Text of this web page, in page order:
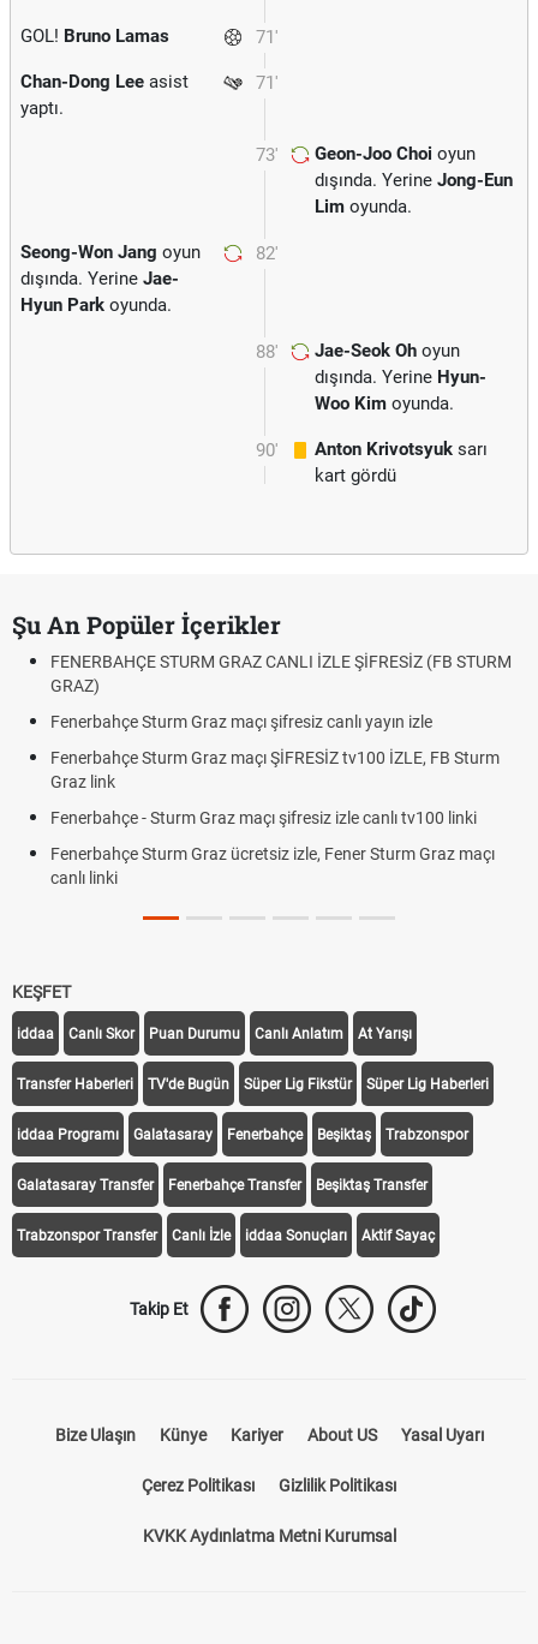
71'
GOL! Bruno Lamas
71'
Chan-Dong Lee asist
yaptı.
73' Geon-Joo Choi oyun
dışında. Yerine Jong-Eun
Lim oyunda.
82'
Seong-Won Jang oyun
dışında. Yerine Jae-
Hyun Park oyunda.
88' Jae-Seok Oh oyun
dışında. Yerine Hyun-
Woo Kim oyunda.
90' Anton Krivotsyuk sarı
kart gördü
Şu An Popüler İçerikler
FENERBAHÇE STURM GRAZ CANLI İZLE ŞİFRESİZ (FB STURM
GRAZ)
Fenerbahçe Sturm Graz maçı şifresiz canlı yayın izle
Fenerbahçe Sturm Graz maçı ŞİFRESİZ tv100 İZLE, FB Sturm
Graz link
Fenerbahçe - Sturm Graz maçı şifresiz izle canlı tv100 linki
Fenerbahçe Sturm Graz ücretsiz izle, Fener Sturm Graz maçı
canlı linki
KEŞFET
iddaa Canlı Skor Puan Durumu Canlı Anlatım At Yarışı
Transfer Haberleri TV'de Bugün Süper Lig Fikstür Süper Lig Haberleri
iddaa Programı Galatasaray Fenerbahçe Beşiktaş Trabzonspor
Galatasaray Transfer Fenerbahçe Transfer Beşiktaş Transfer
Trabzonspor Transfer Canlı İzle iddaa Sonuçları Aktif Sayaç
Takip Et
Bize Ulaşın Künye Kariyer About US Yasal Uyarı
Çerez Politikası Gizlilik Politikası
KVKK Aydınlatma Metni Kurumsal